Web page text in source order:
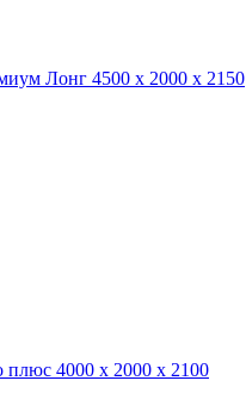
Лонг 4500 х 2000 х 2150
плюс 4000 х 2000 х 2100